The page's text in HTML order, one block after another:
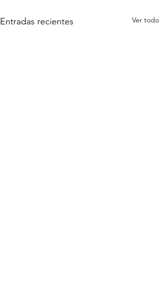
Entradas recientes Ver todo